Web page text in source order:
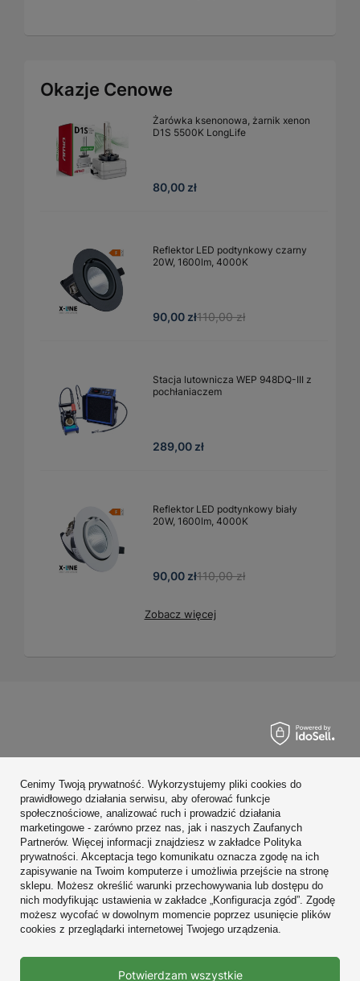
Okazje Cenowe
Żarówka ksenonowa, żarnik xenon
D1S 5500K LongLife
80,00 zł
Reflektor LED podtynkowy czarny
20W, 1600lm, 4000K
90,00 zł110,00 zł
Stacja lutownicza WEP 948DQ-III z
pochłaniaczem
289,00 zł
Reflektor LED podtynkowy biały
20W, 1600lm, 4000K
90,00 zł110,00 zł
Zobacz więcej
Konto
Regulaminy
Zobacz również
W sklepie prezentujemy ceny brutto (z VAT).
Cenimy Twoją prywatność. Wykorzystujemy pliki cookies do
prawidłowego działania serwisu, aby oferować funkcje
społecznościowe, analizować ruch i prowadzić działania
marketingowe - zarówno przez nas, jak i naszych Zaufanych
Partnerów. Więcej informacji znajdziesz w zakładce Polityka
prywatności. Akceptacja tego komunikatu oznacza zgodę na ich
zapisywanie na Twoim komputerze i umożliwia przejście na stronę
sklepu. Możesz określić warunki przechowywania lub dostępu do
nich modyfikując ustawienia w zakładce „Konfiguracja zgód”. Zgodę
możesz wycofać w dowolnym momencie poprzez usunięcie plików
cookies z przeglądarki internetowej Twojego urządzenia.
Potwierdzam wszystkie